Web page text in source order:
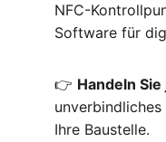
NFC-
Software für
👉 Handeln
Ihre Baustelle.